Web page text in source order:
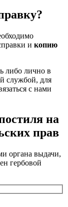
и копию
либо лично в
службой, для
с нами
на
прав
органа выдачи,
гербовой